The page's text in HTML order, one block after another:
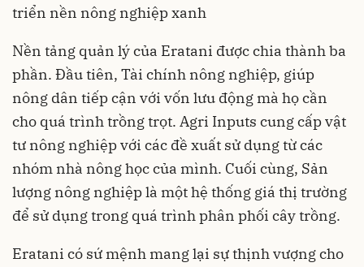
triển nền nông nghiệp xanh
Nền tảng quản lý của Eratani được chia thành ba
phần. Đầu tiên, Tài chính nông nghiệp, giúp
nông dân tiếp cận với vốn lưu động mà họ cần
cho quá trình trồng trọt. Agri Inputs cung cấp vật
tư nông nghiệp với các đề xuất sử dụng từ các
nhóm nhà nông học của mình. Cuối cùng, Sản
lượng nông nghiệp là một hệ thống giá thị trường
để sử dụng trong quá trình phân phối cây trồng.
Eratani có sứ mệnh mang lại sự thịnh vượng cho